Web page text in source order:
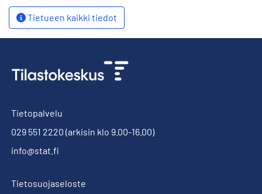
Tietueen kaikki tiedot
Tietopalvelu
029 551 2220 (arkisin klo 9.00-16.00)
info@stat.fi
Tietosuojaseloste